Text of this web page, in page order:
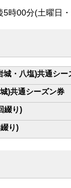
5時00分(土曜日
城・八塩)共通シー
)共通シーズン券
綴り)
り)